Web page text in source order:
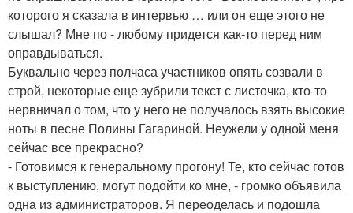
которого я сказала в интервью … или он еще этого не
слышал? Мне по - любому придется как-то перед ним
оправдываться.
Буквально через полчаса участников опять созвали в
строй, некоторые еще зубрили текст с листочка, кто-то
нервничал о том, что у него не получалось взять высокие
ноты в песне Полины Гагариной. Неужели у одной меня
сейчас все прекрасно?
- Готовимся к генеральному прогону! Те, кто сейчас готов
к выступлению, могут подойти ко мне, - громко объявила
одна из администраторов. Я переоделась и подошла